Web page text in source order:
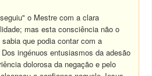
o Mestre com a clara
mas esta consciência não o
que podia contar com a
ingénuos entusiasmos da adesão
dolorosa da negação e pelo